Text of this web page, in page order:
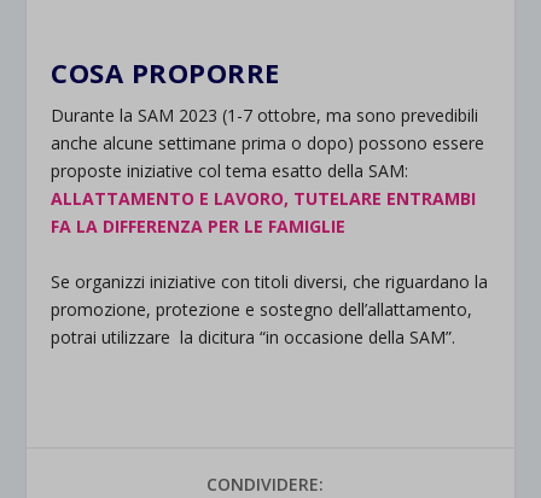
COSA PROPORRE
Durante la SAM 2023 (1-7 ottobre, ma sono prevedibili
anche alcune settimane prima o dopo) possono essere
proposte iniziative col tema esatto della SAM:
ALLATTAMENTO E LAVORO, TUTELARE ENTRAMBI
FA LA DIFFERENZA PER LE FAMIGLIE
Se organizzi iniziative con titoli diversi, che riguardano la
promozione, protezione e sostegno dell’allattamento,
potrai utilizzare la dicitura “in occasione della SAM”.
CONDIVIDERE: